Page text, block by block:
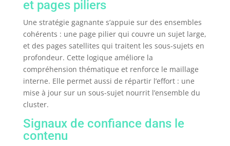
et pages piliers
Une stratégie gagnante s’appuie sur des ensembles
cohérents : une page pilier qui couvre un sujet large,
et des pages satellites qui traitent les sous-sujets en
profondeur. Cette logique améliore la
compréhension thématique et renforce le maillage
interne. Elle permet aussi de répartir l’effort : une
mise à jour sur un sous-sujet nourrit l’ensemble du
cluster.
Signaux de confiance dans le
contenu